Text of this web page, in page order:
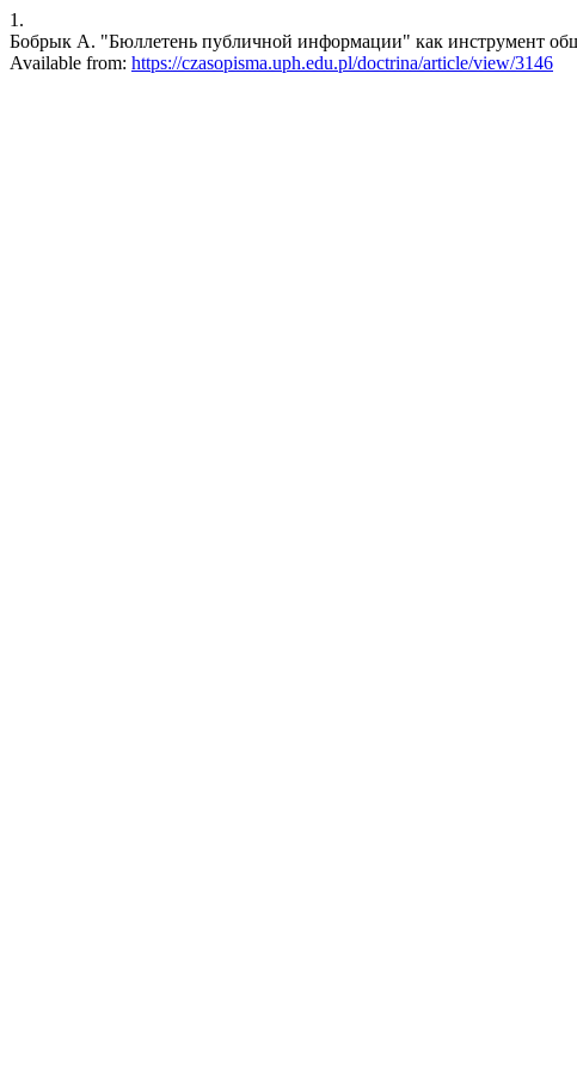
1.
Бобрык А. "Бюллетень публичной информации" как инструмент
Available from: https://czasopisma.uph.edu.pl/doctrina/article/view/3146